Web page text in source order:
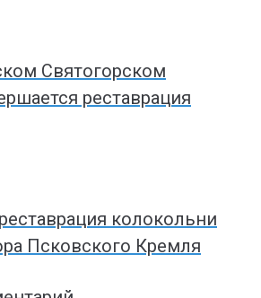
Святогорском
реставрация
колокольни
Псковского Кремля